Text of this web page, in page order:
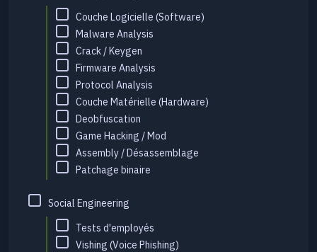
Couche Logicielle (Software)
Malware Analysis
Crack / Keygen
Firmware Analysis
Protocol Analysis
Couche Matérielle (Hardware)
Deobfuscation
Game Hacking / Mod
Assembly / Désassemblage
Patchage binaire
Social Engineering
Tests d'employés
Vishing (Voice Phishing)